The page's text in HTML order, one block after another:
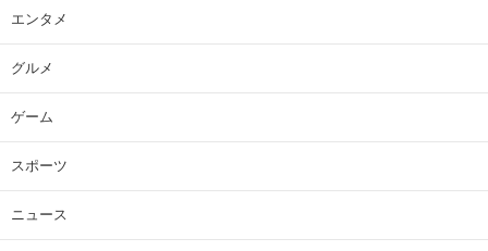
エンタメ
グルメ
ゲーム
スポーツ
ニュース